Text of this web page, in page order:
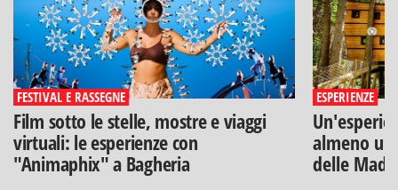
FESTIVAL E RASSEGNE
Film sotto le stelle, mostre e viaggi
virtuali: le esperienze con
"Animaphix" a Bagheria
ESPERIENZE
almeno
delle